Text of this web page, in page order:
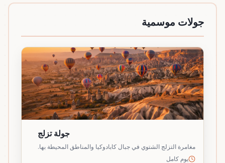
جولات موسمية
جولة تزلج
مغامرة التزلج الشتوي في جبال كابادوكيا والمناطق المحيطة بها.
يوم كامل